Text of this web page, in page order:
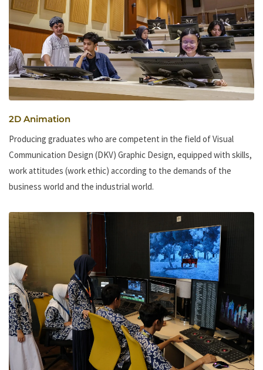
2D Animation
Producing graduates who are competent in the field of Visual
Communication Design (DKV) Graphic Design, equipped with skills,
work attitudes (work ethic) according to the demands of the
business world and the industrial world.